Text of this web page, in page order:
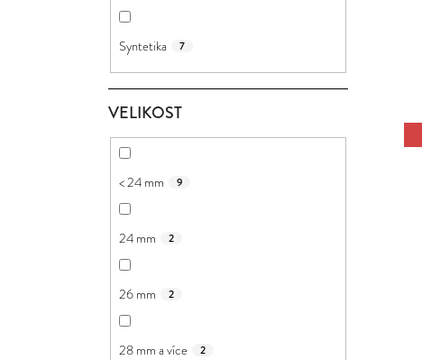
Syntetika 7
VELIKOST
< 24 mm 9
24 mm 2
26 mm 2
28 mm a více 2